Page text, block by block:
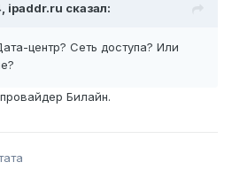
ipaddr.ru сказал:
центр? Сеть доступа? Или
Билайн.